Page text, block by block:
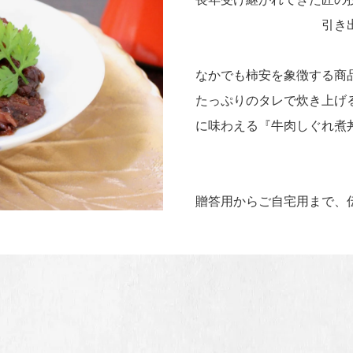
引き
なかでも柿安を象徴する商
たっぷりのタレで炊き上げ
に味わえる『牛肉しぐれ煮
贈答用からご自宅用まで、